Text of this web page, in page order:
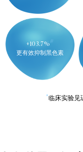
+103.7%#
更有效抑制黑色素
*临床实验见